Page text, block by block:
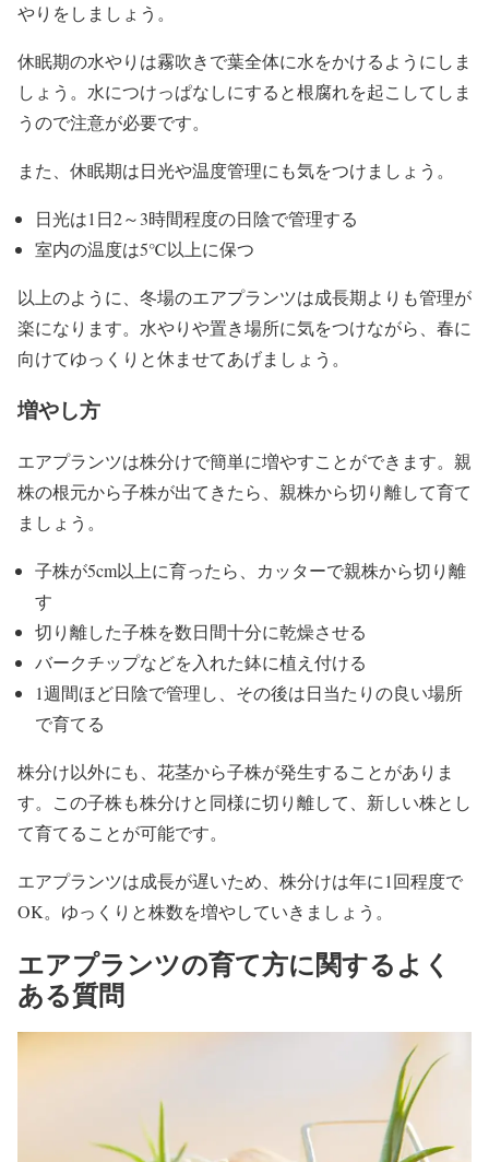
やりをしましょう。
休眠期の水やりは霧吹きで葉全体に水をかけるようにしま
しょう。水につけっぱなしにすると根腐れを起こしてしま
うので注意が必要です。
また、休眠期は日光や温度管理にも気をつけましょう。
日光は1日2～3時間程度の日陰で管理する
室内の温度は5℃以上に保つ
以上のように、冬場のエアプランツは成長期よりも管理が
楽になります。水やりや置き場所に気をつけながら、春に
向けてゆっくりと休ませてあげましょう。
増やし方
エアプランツは株分けで簡単に増やすことができます。親
株の根元から子株が出てきたら、親株から切り離して育て
ましょう。
子株が5cm以上に育ったら、カッターで親株から切り離
す
切り離した子株を数日間十分に乾燥させる
バークチップなどを入れた鉢に植え付ける
1週間ほど日陰で管理し、その後は日当たりの良い場所
で育てる
株分け以外にも、花茎から子株が発生することがありま
す。この子株も株分けと同様に切り離して、新しい株とし
て育てることが可能です。
エアプランツは成長が遅いため、株分けは年に1回程度で
OK。ゆっくりと株数を増やしていきましょう。
エアプランツの育て方に関するよく
ある質問